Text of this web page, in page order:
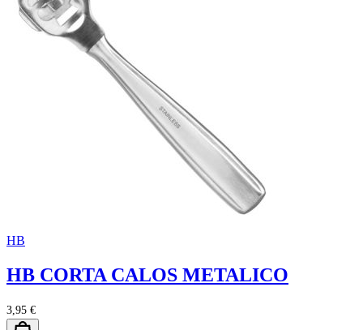
HB
HB CORTA CALOS METALICO
3,95 €